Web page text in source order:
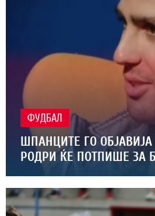
ФУДБАЛ
ШПАНЦИТЕ ГО
РОДРИ ЌЕ ПОТПИШЕ ЗА